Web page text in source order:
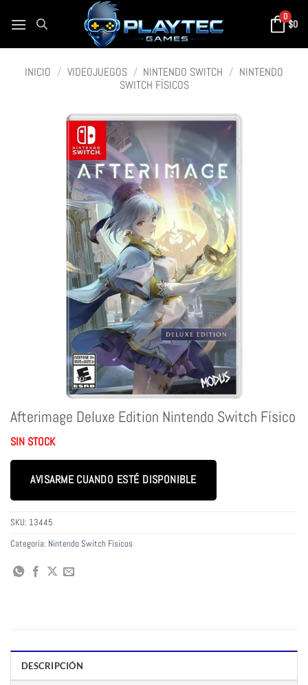
0
$0
INICIO / VIDEOJUEGOS / NINTENDO SWITCH / NINTENDO
SWITCH FÍSICOS
Afterimage Deluxe Edition Nintendo Switch Físico
SIN STOCK
AVISARME CUANDO ESTÉ DISPONIBLE
SKU: 13445
Categoría: Nintendo Switch Físicos
DESCRIPCIÓN